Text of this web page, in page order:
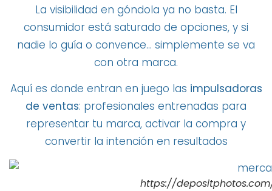
La visibilidad en góndola ya no basta. El
consumidor está saturado de opciones, y si
nadie lo guía o convence… simplemente se va
con otra marca.
Aquí es donde entran en juego las impulsadoras
de ventas: profesionales entrenadas para
representar tu marca, activar la compra y
convertir la intención en resultados
https://